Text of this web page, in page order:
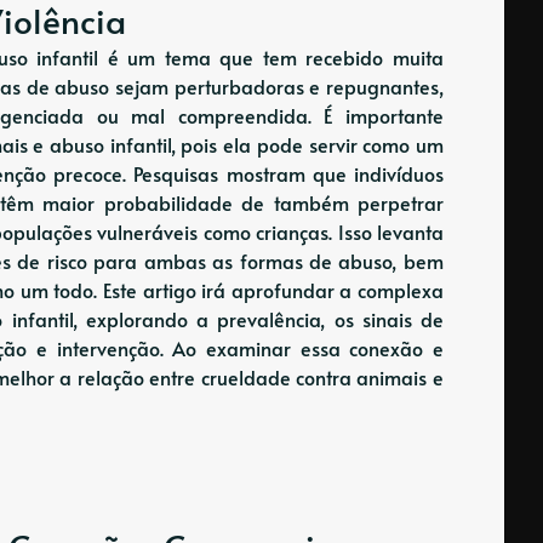
infantil é um tema que tem recebido muita
de abuso sejam perturbadoras e repugnantes,
ou mal compreendida. É importante
e abuso infantil, pois ela pode servir como um
precoce. Pesquisas mostram que indivíduos
maior probabilidade de também perpetrar
vulneráveis ​​como crianças. Isso levanta
de risco para ambas as formas de abuso, bem
um todo. Este artigo irá aprofundar a complexa
explorando a prevalência, os sinais de
e intervenção. Ao examinar essa conexão e
a relação entre crueldade contra animais e